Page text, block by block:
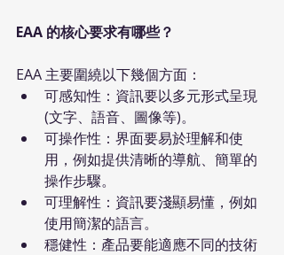
EAA 的核心要求有哪些？
EAA 主要圍繞以下幾個方面：
可感知性：資訊要以多元形式呈現
(文字、語音、圖像等)。
可操作性：界面要易於理解和使
用，例如提供清晰的導航、簡單的
操作步驟。
可理解性：資訊要淺顯易懂，例如
使用簡潔的語言。
穩健性：產品要能適應不同的技術